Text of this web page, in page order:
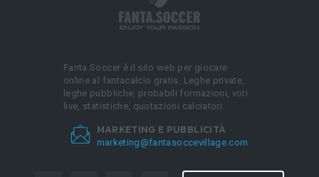
Fanta.Soccer è il sito web per giocare
online al fantacalcio gratis. Leghe private,
leghe pubbliche, probabili formazioni, voti
live, statistiche, quotazioni calciatori.
MARKETING E PUBBLICITÀ
marketing@fantasoccevillage.com